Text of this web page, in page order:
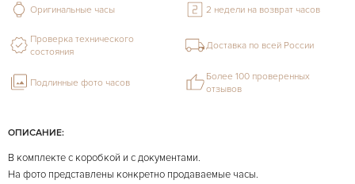
ОПИСАНИЕ:
В комплекте с коробкой и с документами.
На фото представлены конкретно продаваемые часы.
Оригинальные часы 2 недели на возврат часов
Проверка технического
состояния
Доставка по всей России
Подлинные фото часов
Более 100 проверенных
отзывов